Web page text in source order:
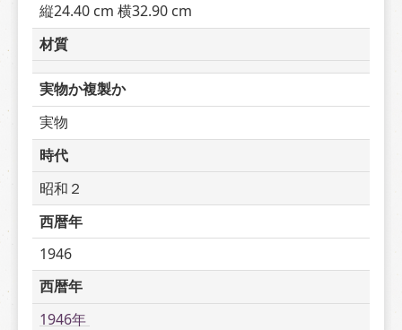
縦24.40 cm 横32.90 cm
材質
実物か複製か
実物
時代
昭和２
西暦年
1946
西暦年
1946年